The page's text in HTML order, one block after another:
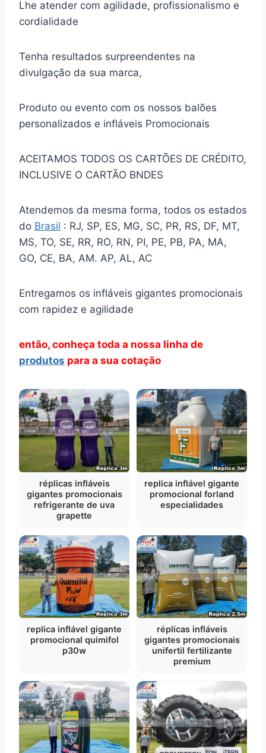
Lhe atender com agilidade, profissionalismo e
cordialidade
Tenha resultados surpreendentes na
divulgação da sua marca,
Produto ou evento com os nossos balões
personalizados e infláveis Promocionais
ACEITAMOS TODOS OS CARTÕES DE CRÉDITO,
INCLUSIVE O CARTÃO BNDES
Atendemos da mesma forma, todos os estados
do Brasil : RJ, SP, ES, MG, SC, PR, RS, DF, MT,
MS, TO, SE, RR, RO, RN, PI, PE, PB, PA, MA,
GO, CE, BA, AM. AP, AL, AC
Entregamos os infláveis gigantes promocionais
com rapidez e agilidade
então, conheça toda a nossa linha de
produtos para a sua cotação
réplicas infláveis
gigantes promocionais
refrigerante de uva
grapette
replica inflável gigante
promocional forland
especialidades
replica inflável gigante
promocional quimifol
p30w
réplicas infláveis
gigantes promocionais
unifertil fertilizante
premium